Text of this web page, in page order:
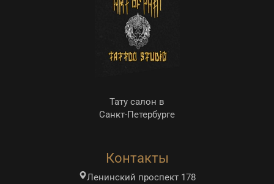
Тату салон в
Санкт-Петербурге
Контакты
Ленинский проспект 178